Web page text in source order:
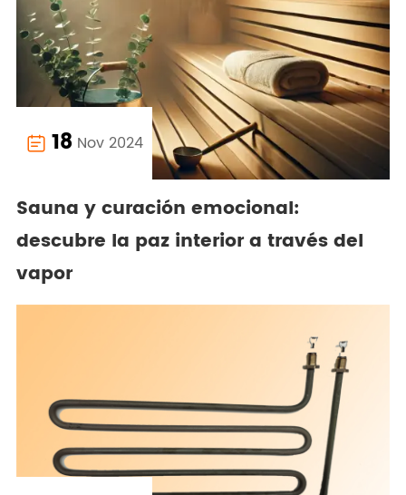
 18 Nov 2024
Sauna y curación emocional:
descubre la paz interior a través del
vapor